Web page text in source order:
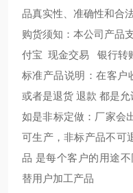
品真实性、准确性和合
购货须知：本公司产品
付宝 现金交易 银行转
标准产品说明：在客户
或者是退货 退款 都是允
如是非标定做：厂家会
可生产，非标产品不可
品 是每个客户的用途
替用户加工产品